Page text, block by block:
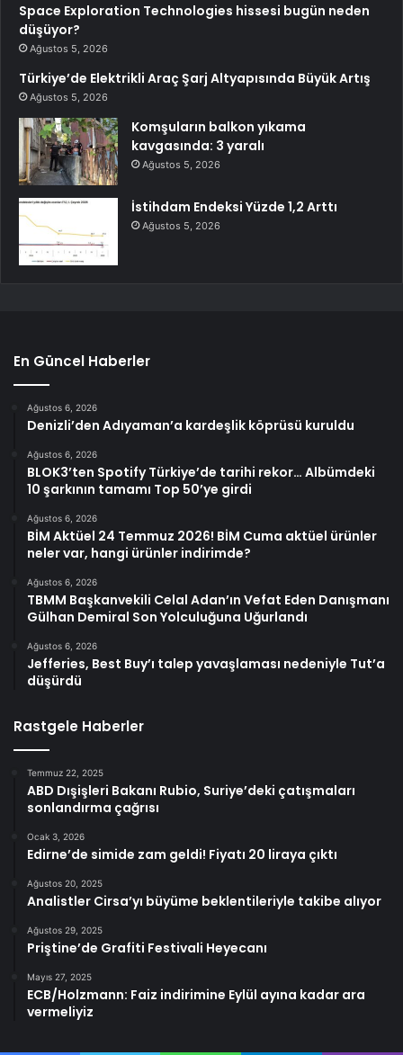
Space Exploration Technologies hissesi bugün neden
düşüyor?
Ağustos 5, 2026
Türkiye’de Elektrikli Araç Şarj Altyapısında Büyük Artış
Ağustos 5, 2026
Komşuların balkon yıkama
kavgasında: 3 yaralı
Ağustos 5, 2026
İstihdam Endeksi Yüzde 1,2 Arttı
Ağustos 5, 2026
En Güncel Haberler
Ağustos 6, 2026
Denizli’den Adıyaman’a kardeşlik köprüsü kuruldu
Ağustos 6, 2026
BLOK3’ten Spotify Türkiye’de tarihi rekor… Albümdeki
10 şarkının tamamı Top 50’ye girdi
Ağustos 6, 2026
BİM Aktüel 24 Temmuz 2026! BİM Cuma aktüel ürünler
neler var, hangi ürünler indirimde?
Ağustos 6, 2026
TBMM Başkanvekili Celal Adan’ın Vefat Eden Danışmanı
Gülhan Demiral Son Yolculuğuna Uğurlandı
Ağustos 6, 2026
Jefferies, Best Buy’ı talep yavaşlaması nedeniyle Tut’a
düşürdü
Rastgele Haberler
Temmuz 22, 2025
ABD Dışişleri Bakanı Rubio, Suriye’deki çatışmaları
sonlandırma çağrısı
Ocak 3, 2026
Edirne’de simide zam geldi! Fiyatı 20 liraya çıktı
Ağustos 20, 2025
Analistler Cirsa’yı büyüme beklentileriyle takibe alıyor
Ağustos 29, 2025
Priştine’de Grafiti Festivali Heyecanı
Mayıs 27, 2025
ECB/Holzmann: Faiz indirimine Eylül ayına kadar ara
vermeliyiz